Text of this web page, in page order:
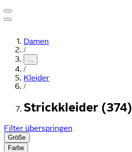
Damen
/
...
/
Kleider
/
Strickkleider (374)
Filter überspringen
Größe
Farbe